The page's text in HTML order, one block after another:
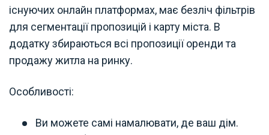
існуючих онлайн платформах, має безліч фільтрів
для сегментації пропозицій і карту міста. В
додатку збираються всі пропозиції оренди та
продажу житла на ринку.
Особливості:
Ви можете самі намалювати, де ваш дім.